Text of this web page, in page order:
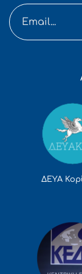
ΔΕΥΑ